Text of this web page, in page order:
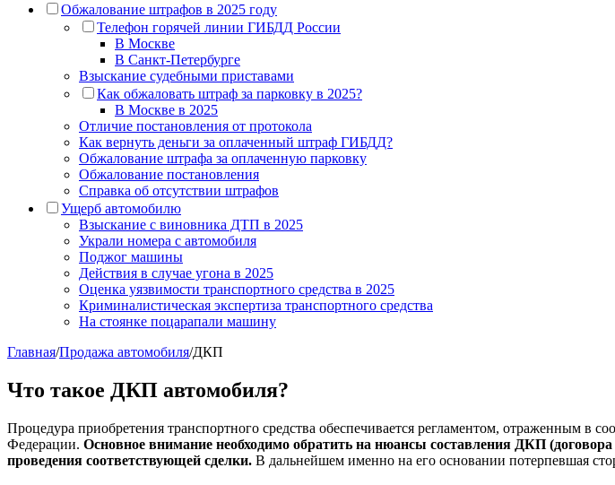
Обжалование штрафов в 2025 году
Телефон горячей линии ГИБДД России
В Москве
В Санкт-Петербурге
Взыскание судебными приставами
Как обжаловать штраф за парковку в 2025?
В Москве в 2025
Отличие постановления от протокола
Как вернуть деньги за оплаченный штраф ГИБДД?
Обжалование штрафа за оплаченную парковку
Обжалование постановления
Справка об отсутствии штрафов
Ущерб автомобилю
Взыскание с виновника ДТП в 2025
Украли номера с автомобиля
Поджог машины
Действия в случае угона в 2025
Оценка уязвимости транспортного средства в 2025
Криминалистическая экспертиза транспортного средства
На стоянке поцарапали машину
Главная/Продажа автомобиля/ДКП
Что такое ДКП автомобиля?
Процедура приобретения транспортного средства обеспечивается регламентом, отраженным в
Федерации. Основное внимание необходимо обратить на нюансы составления ДКП
проведения соответствующей сделки. В дальнейшем именно на его основании потерпевшая